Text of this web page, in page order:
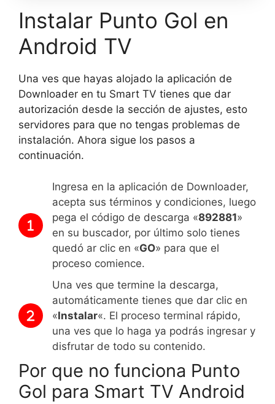
Instalar Punto Gol en
Android TV
Una ves que hayas alojado la aplicación de
Downloader en tu Smart TV tienes que dar
autorización desde la sección de ajustes, esto
servidores para que no tengas problemas de
instalación. Ahora sigue los pasos a
continuación.
Ingresa en la aplicación de Downloader,
acepta sus términos y condiciones, luego
pega el código de descarga «892881»
en su buscador, por último solo tienes
quedó ar clic en «GO» para que el
proceso comience.
Una ves que termine la descarga,
automáticamente tienes que dar clic en
«Instalar«. El proceso terminal rápido,
una ves que lo haga ya podrás ingresar y
disfrutar de todo su contenido.
Por que no funciona Punto
Gol para Smart TV Android